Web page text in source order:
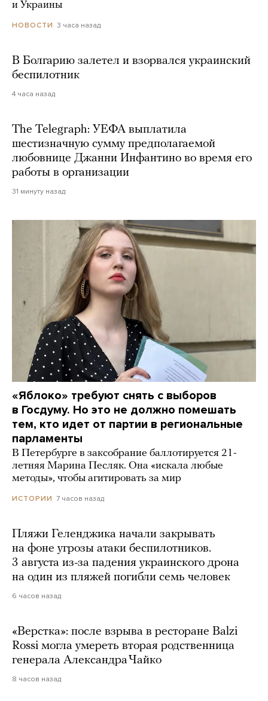
и Украины
НОВОСТИ 3 часа назад
В Болгарию залетел и взорвался украинский
беспилотник
4 часа назад
The Telegraph: УЕФА выплатила
шестизначную сумму предполагаемой
любовнице Джанни Инфантино во время его
работы в организации
31 минуту назад
«Яблоко» требуют снять с выборов
в Госдуму. Но это не должно помешать
тем, кто идет от партии в региональные
парламенты
В Петербурге в заксобрание баллотируется 21-
летняя Марина Песляк. Она «искала любые
методы», чтобы агитировать за мир
ИСТОРИИ 7 часов назад
Пляжи Геленджика начали закрывать
на фоне угрозы атаки беспилотников.
3 августа из-за падения украинского дрона
на один из пляжей погибли семь человек
6 часов назад
«Верстка»: после взрыва в ресторане Balzi
Rossi могла умереть вторая родственница
генерала Александра Чайко
8 часов назад